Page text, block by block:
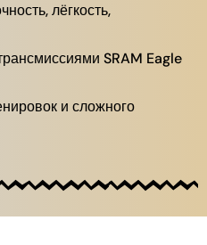
лёгкость,
SRAM Eagle
и сложного